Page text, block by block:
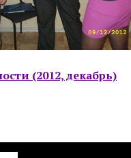
(2012, декабрь)